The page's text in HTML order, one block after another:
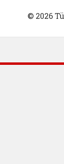
© 2026